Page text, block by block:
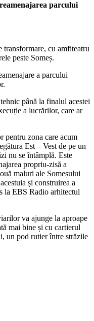
parcului
transformare, cu amfiteatru
peste Someș.
a parcului
până la finalul acestei
a lucrărilor, care ar
pentru zona care acum
Est – Vest de pe un
nu se întâmplă. Este
propriu-zisă a
maluri ale Someșului
și construirea a
la EBS Radio arhitectul
va ajunge la aproape
mai bine și cu cartierul
un pod rutier între străzile